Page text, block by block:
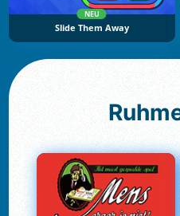
NEU
Slide Them Away